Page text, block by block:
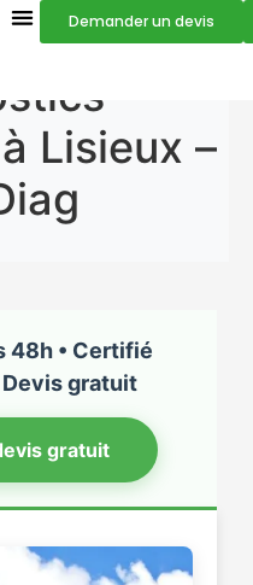
Demander un devis
Lisieux –
48h • Certifié
Devis gratuit
gratuit